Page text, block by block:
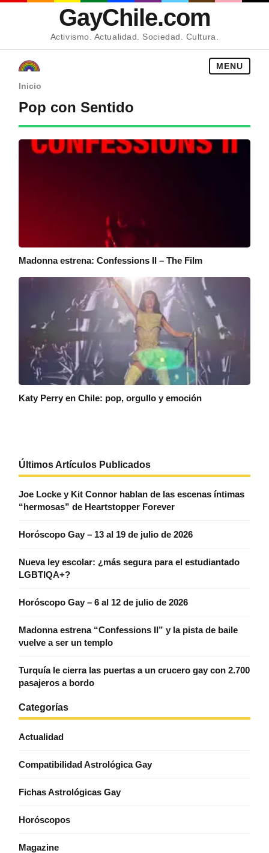
GayChile.com
Activismo. Actualidad. Sociedad. Cultura.
MENU
Inicio
Pop con Sentido
Madonna estrena: Confessions II – The Film
Katy Perry en Chile: pop, orgullo y emoción
Últimos Artículos Publicados
Joe Locke y Kit Connor hablan de las escenas íntimas
“hermosas” de Heartstopper Forever
Horóscopo Gay – 13 al 19 de julio de 2026
Nueva ley escolar: ¿más segura para el estudiantado
LGBTIQA+?
Horóscopo Gay – 6 al 12 de julio de 2026
Madonna estrena “Confessions II” y la pista de baile
vuelve a ser un templo
Turquía le cierra las puertas a un crucero gay con 2.700
pasajeros a bordo
Categorías
Actualidad
Compatibilidad Astrológica Gay
Fichas Astrológicas Gay
Horóscopos
Magazine